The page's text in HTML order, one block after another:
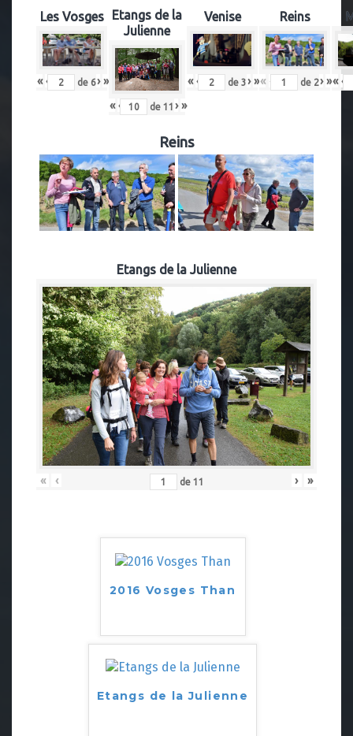
Les Vosges
« ‹ de 6› »
Etangs de la
Julienne
« ‹ de 11 › »
Venise
« ‹ de 3› »
Reins
« ‹ de 2› »« ‹
Reins
Etangs de la Julienne
« ‹ de 11 › »
2016 Vosges Than
Etangs de la Julienne